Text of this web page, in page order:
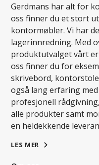
Gerdmans har alt for
oss finner du et stort
kontormøbler. Vi har
lagerinnredning. Med
produktutvalget vårt er
oss finner du for
skrivebord,
også lang erfaring
profesjonell
alle produkter samt
en heldekkende
LES MER